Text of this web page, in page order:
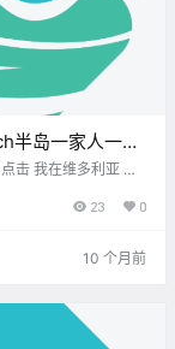
半岛一家人一觉
在自己家沙发上
自己加点能量 也别
23 0
10 个月前